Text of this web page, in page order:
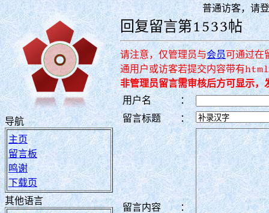
导航
主页
留言板
鸣谢
下载页
其他语言
普通访客，请
回复留言第1533帖
请注意，仅管理员与会员可通过在
通用户或访客若提交内容带有
非管理员留言需审核后方可显示，
用户名
：
留言标题
：
留言内容 ：